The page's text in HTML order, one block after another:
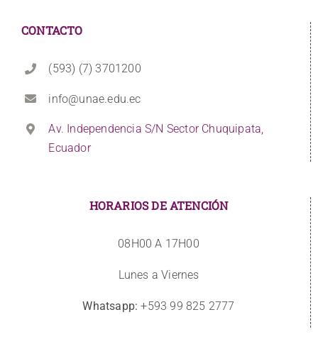
CONTACTO
(593) (7) 3701200
info@unae.edu.ec
Av. Independencia S/N Sector Chuquipata,
Ecuador
HORARIOS DE ATENCIÓN
08H00 A 17H00
Lunes a Viernes
Whatsapp: +593 99 825 2777